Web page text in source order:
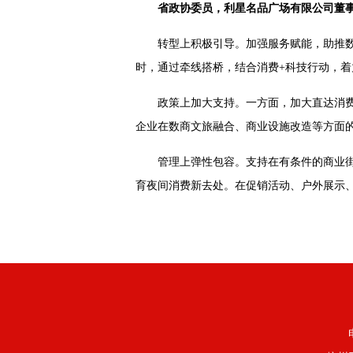
省政协委员，利星名品广场有限公司董
转型上积极引导。加强服务赋能，助推
时，通过牵线搭桥，结合消费+科技行动，
政策上加大支持。一方面，加大直达消
企业在数商文旅融合、商业设施改造等方面
管理上弹性包容。支持在有条件的商业
育夜间消费新去处。在促销活动、户外展示